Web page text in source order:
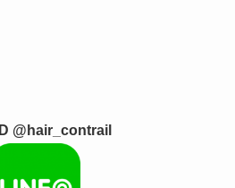
@hair_contrail